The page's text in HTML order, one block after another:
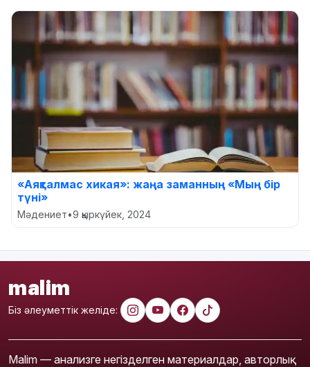
«Аяқталмас хикая»: жаңа заманның «Мың бір
түні»
Мәдениет•9 қыркүйек, 2024
malim
Біз әлеуметтік желіде:
Malim — анализге негізделген материалдар, авторлық